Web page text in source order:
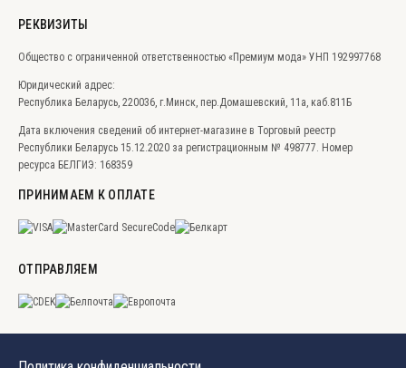
РЕКВИЗИТЫ
Общество с ограниченной ответственностью «Премиум мода» УНП 192997768
Юридический адрес:
Республика Беларусь, 220036, г.Минск, пер.Домашевский, 11а, каб.811Б
Дата включения сведений об интернет-магазине в Торговый реестр
Республики Беларусь 15.12.2020 за регистрационным № 498777. Номер
ресурса БЕЛГИЭ: 168359
ПРИНИМАЕМ К ОПЛАТЕ
ОТПРАВЛЯЕМ